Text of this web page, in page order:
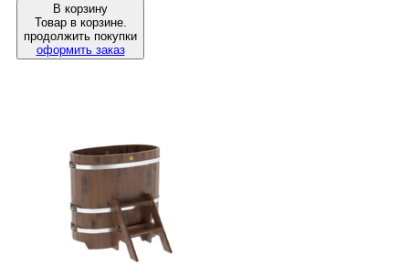
В корзину
Товар в корзине.
продолжить покупки
оформить заказ